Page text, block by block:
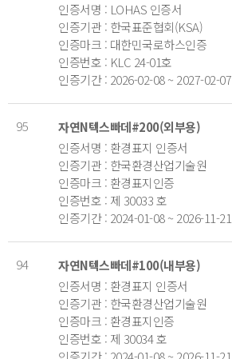
인증서명 : LOHAS 인증서
인증기관 : 한국표준협회(KSA)
인증마크 : 대한민국로하스인증
인증번호 : KLC 24-01호
인증기간 : 2026-02-08 ~ 2027-02-07
95
자연N텍스빠데#200(외부용)
인증서명 : 환경표지 인증서
인증기관 : 한국환경산업기술원
인증마크 : 환경표지인증
인증번호 : 제 30033 호
인증기간 : 2024-01-08 ~ 2026-11-21
94
자연N텍스빠데#100(내부용)
인증서명 : 환경표지 인증서
인증기관 : 한국환경산업기술원
인증마크 : 환경표지인증
인증번호 : 제 30034 호